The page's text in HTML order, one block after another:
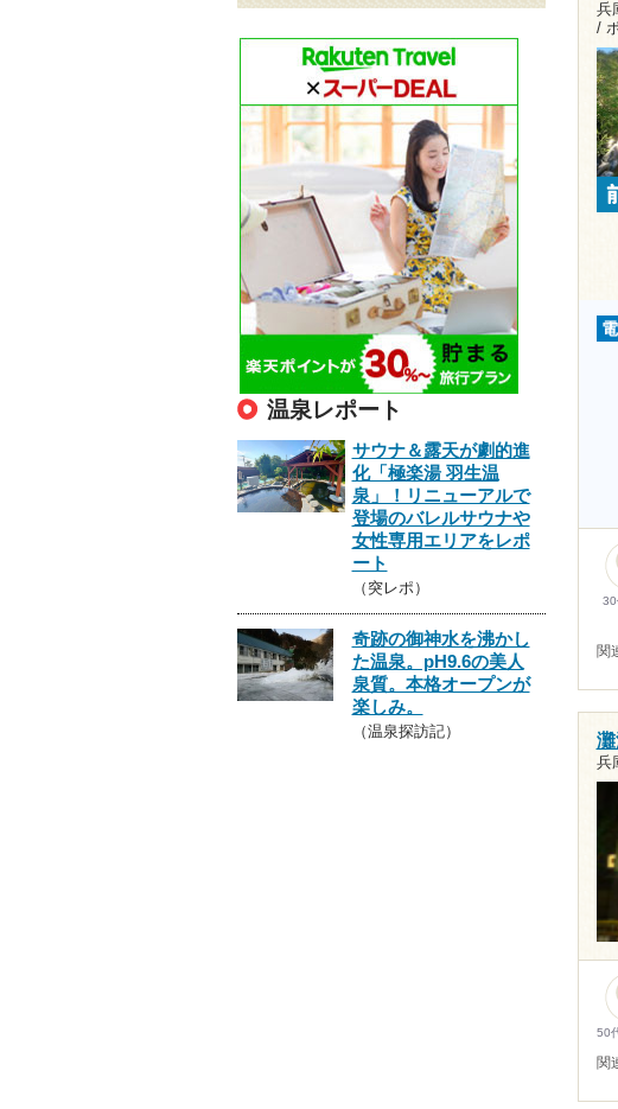
兵
/
30
関
兵
50
関
温泉レポート
サウナ＆露天が劇的進
化「極楽湯 羽生温
泉」！リニューアルで
登場のバレルサウナや
女性専用エリアをレポ
ート
（突レポ）
奇跡の御神水を沸かし
た温泉。pH9.6の美人
泉質。本格オープンが
楽しみ。
（温泉探訪記）